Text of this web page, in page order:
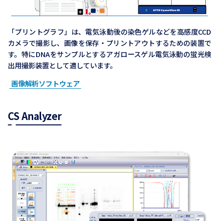
「プリントグラフ」は、電気泳動後の染色ゲルなどを高感度CCD
カメラで撮影し、画像を保存・プリントアウトするための装置で
す。特にDNAをサンプルとするアガロースゲル電気泳動の蛍光検
出用撮影装置として適しています。
画像解析ソフトウェア
CS Analyzer